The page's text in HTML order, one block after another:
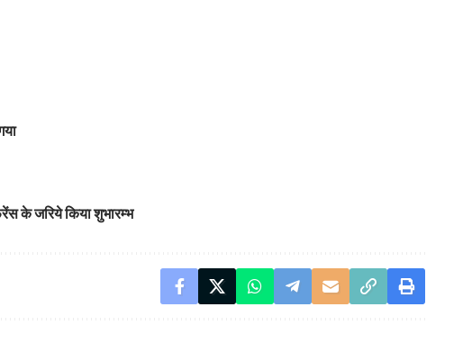
के जरिये किया शुभारम्भ